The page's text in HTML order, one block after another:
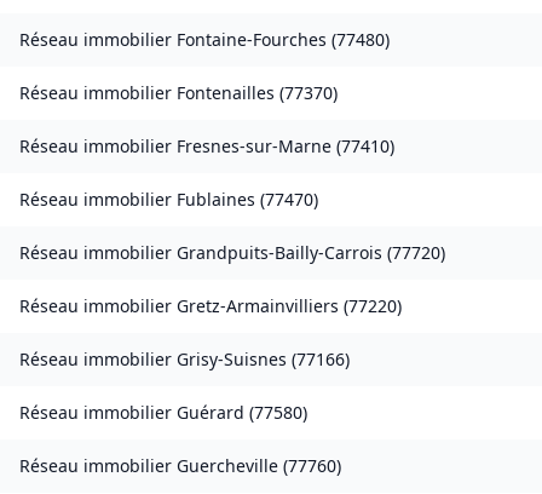
Réseau immobilier Fontaine-Fourches (77480)
Réseau immobilier Fontenailles (77370)
Réseau immobilier Fresnes-sur-Marne (77410)
Réseau immobilier Fublaines (77470)
Réseau immobilier Grandpuits-Bailly-Carrois (77720)
Réseau immobilier Gretz-Armainvilliers (77220)
Réseau immobilier Grisy-Suisnes (77166)
Réseau immobilier Guérard (77580)
Réseau immobilier Guercheville (77760)